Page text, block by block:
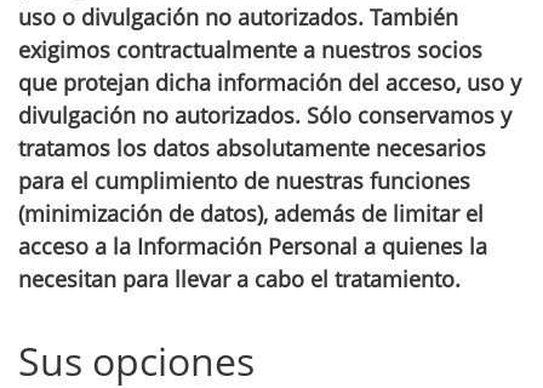
uso o divulgación no autorizados. También
exigimos contractualmente a nuestros socios
que protejan dicha información del acceso, uso y
divulgación no autorizados. Sólo conservamos y
tratamos los datos absolutamente necesarios
para el cumplimiento de nuestras funciones
(minimización de datos), además de limitar el
acceso a la Información Personal a quienes la
necesitan para llevar a cabo el tratamiento.
Sus opciones